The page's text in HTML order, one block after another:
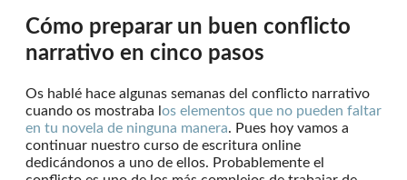
Cómo preparar un buen conflicto
narrativo en cinco pasos
Os hablé hace algunas semanas del conflicto narrativo
cuando os mostraba l os elementos que no pueden faltar
en tu novela de ninguna manera. Pues hoy vamos a
continuar nuestro curso de escritura online
dedicándonos a uno de ellos. Probablemente el